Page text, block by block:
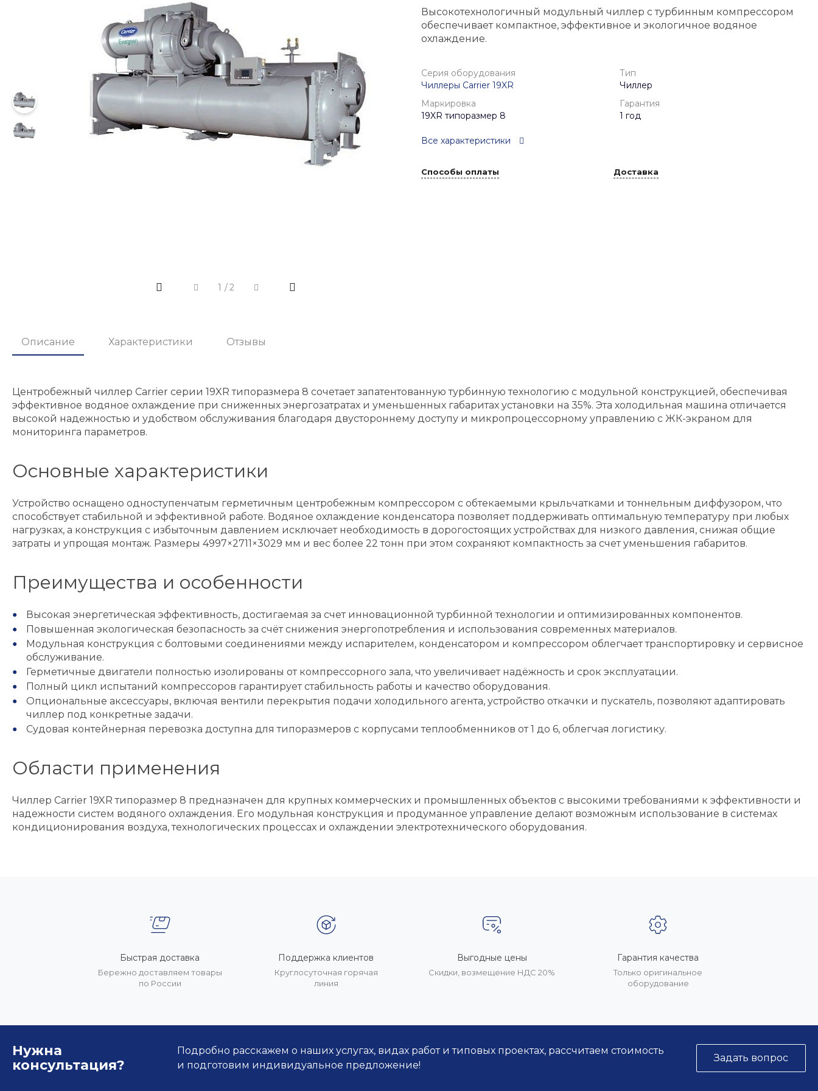
1 /2
Высокотехнологичный модульный чиллер с турбинным компрессором
обеспечивает компактное, эффективное и экологичное водяное
охлаждение.
Серия оборудования
Чиллеры Carrier 19XR
Тип
Чиллер
Маркировка
19XR типоразмер 8
Гарантия
1 год
Все характеристики
Способы оплаты Доставка
Описание Характеристики Отзывы
Центробежный чиллер Carrier серии 19XR типоразмера 8 сочетает запатентованную турбинную технологию с модульной конструкцией, обеспечивая
эффективное водяное охлаждение при сниженных энергозатратах и уменьшенных габаритах установки на 35%. Эта холодильная машина отличается
высокой надежностью и удобством обслуживания благодаря двустороннему доступу и микропроцессорному управлению с ЖК-экраном для
мониторинга параметров.
Основные характеристики
Устройство оснащено одноступенчатым герметичным центробежным компрессором с обтекаемыми крыльчатками и тоннельным диффузором, что
способствует стабильной и эффективной работе. Водяное охлаждение конденсатора позволяет поддерживать оптимальную температуру при любых
нагрузках, а конструкция с избыточным давлением исключает необходимость в дорогостоящих устройствах для низкого давления, снижая общие
затраты и упрощая монтаж. Размеры 4997×2711×3029 мм и вес более 22 тонн при этом сохраняют компактность за счет уменьшения габаритов.
Преимущества и особенности
Высокая энергетическая эффективность, достигаемая за счет инновационной турбинной технологии и оптимизированных компонентов.
Повышенная экологическая безопасность за счёт снижения энергопотребления и использования современных материалов.
Модульная конструкция с болтовыми соединениями между испарителем, конденсатором и компрессором облегчает транспортировку и сервисное
обслуживание.
Герметичные двигатели полностью изолированы от компрессорного зала, что увеличивает надёжность и срок эксплуатации.
Полный цикл испытаний компрессоров гарантирует стабильность работы и качество оборудования.
Опциональные аксессуары, включая вентили перекрытия подачи холодильного агента, устройство откачки и пускатель, позволяют адаптировать
чиллер под конкретные задачи.
Судовая контейнерная перевозка доступна для типоразмеров с корпусами теплообменников от 1 до 6, облегчая логистику.
Области применения
Чиллер Carrier 19XR типоразмер 8 предназначен для крупных коммерческих и промышленных объектов с высокими требованиями к эффективности и
надежности систем водяного охлаждения. Его модульная конструкция и продуманное управление делают возможным использование в системах
кондиционирования воздуха, технологических процессах и охлаждении электротехнического оборудования.
Быстрая доставка
Бережно доставляем товары
по России
Поддержка клиентов
Круглосуточная горячая
линия
Выгодные цены
Скидки, возмещение НДС 20%
Гарантия качества
Только оригинальное
оборудование
Нужна
консультация?
Подробно расскажем о наших услугах, видах работ и типовых проектах, рассчитаем стоимость
и подготовим индивидуальное предложение!
Задать вопрос